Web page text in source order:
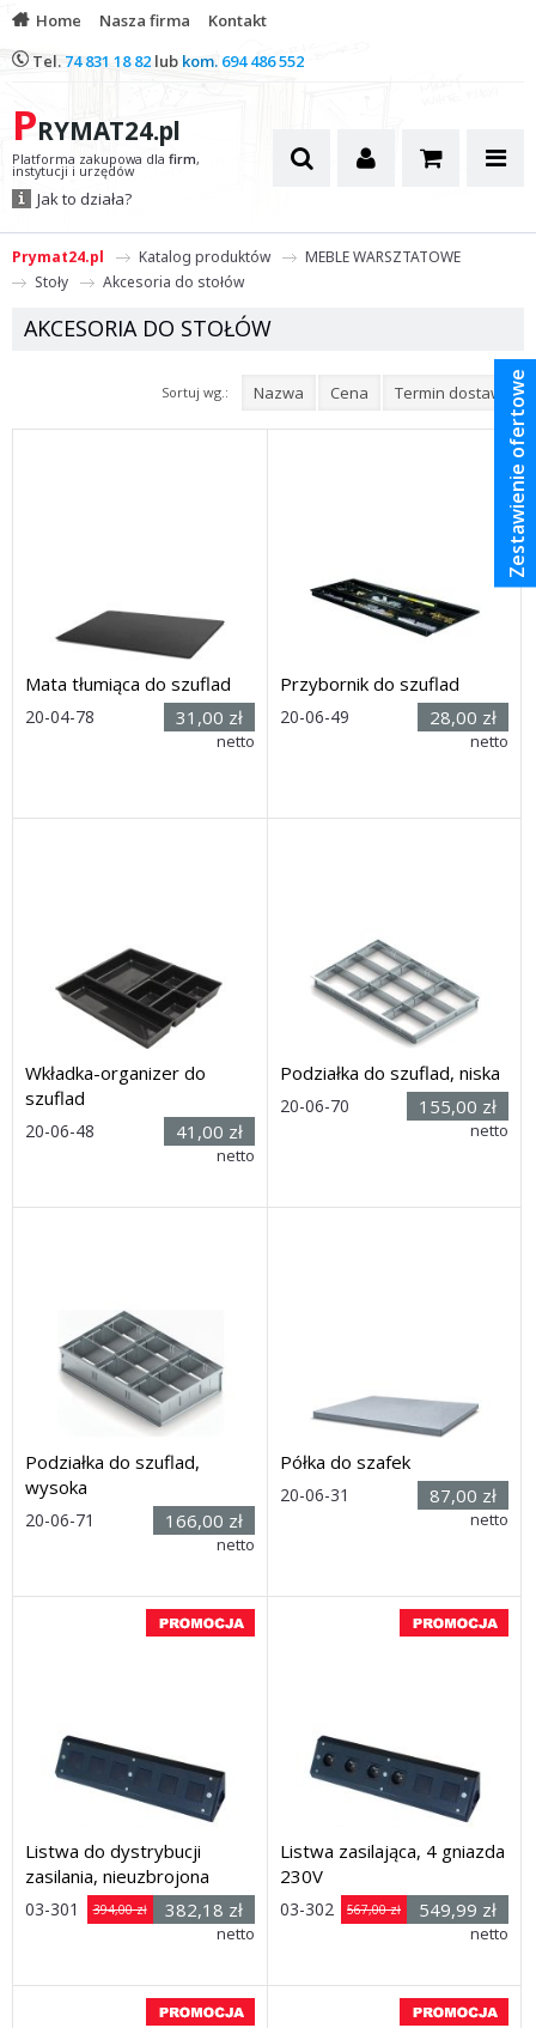
Zestawienie ofertowe
Home Nasza firma
Kontakt
Tel. 74 831 18 82 lub kom. 694 486 552
PRYMAT24.pl
Platforma zakupowa dla firm,
instytucji i urzędów
Jak to działa?
Prymat24.pl Katalog produktów
MEBLE WARSZTATOWE
Stoły
Akcesoria do stołów
AKCESORIA DO STOŁÓW
Sortuj wg.: Nazwa Cena Termin dostawy
Mata tłumiąca do szuflad
20-04-78 31,00 zł
netto
Przybornik do szuflad
20-06-49 28,00 zł
netto
Wkładka-organizer do
szuflad
20-06-48 41,00 zł
netto
Dostawa: 21 dni
Podziałka do szuflad, niska
20-06-70 155,00 zł
netto
Podziałka do szuflad,
wysoka
20-06-71 166,00 zł
netto
Półka do szafek
20-06-31 87,00 zł
netto
Listwa do dystrybucji
zasilania, nieuzbrojona
03-301 382,18 zł
394,00 zł
netto
Listwa zasilająca, 4 gniazda
230V
03-302 549,99 zł
567,00 zł
netto